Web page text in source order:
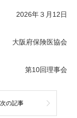
2026年３月12日
大阪府保険医協会
第10回理事会
次の記事